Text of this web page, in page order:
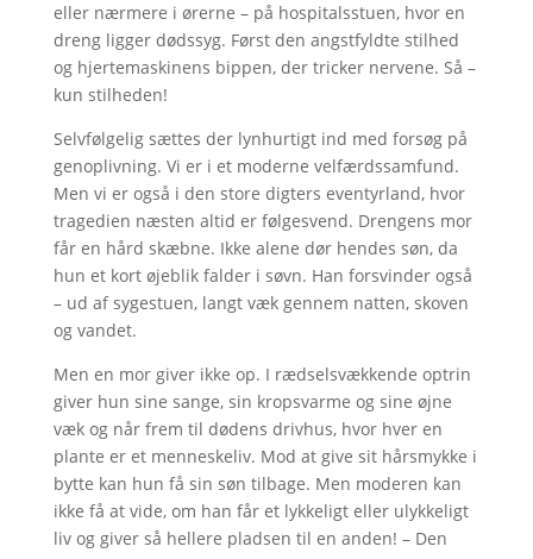
eller nærmere i ørerne – på hospitalsstuen, hvor en
dreng ligger dødssyg. Først den angstfyldte stilhed
og hjertemaskinens bippen, der tricker nervene. Så –
kun stilheden!
Selvfølgelig sættes der lynhurtigt ind med forsøg på
genoplivning. Vi er i et moderne velfærdssamfund.
Men vi er også i den store digters eventyrland, hvor
tragedien næsten altid er følgesvend. Drengens mor
får en hård skæbne. Ikke alene dør hendes søn, da
hun et kort øjeblik falder i søvn. Han forsvinder også
– ud af sygestuen, langt væk gennem natten, skoven
og vandet.
Men en mor giver ikke op. I rædselsvækkende optrin
giver hun sine sange, sin kropsvarme og sine øjne
væk og når frem til dødens drivhus, hvor hver en
plante er et menneskeliv. Mod at give sit hårsmykke i
bytte kan hun få sin søn tilbage. Men moderen kan
ikke få at vide, om han får et lykkeligt eller ulykkeligt
liv og giver så hellere pladsen til en anden! – Den